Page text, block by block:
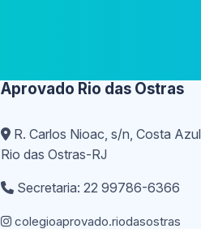
Aprovado Rio das Ostras
R. Carlos Nioac, s/n, Costa Azul,
Rio das Ostras-RJ
Secretaria: 22 99786-6366
colegioaprovado.riodasostras